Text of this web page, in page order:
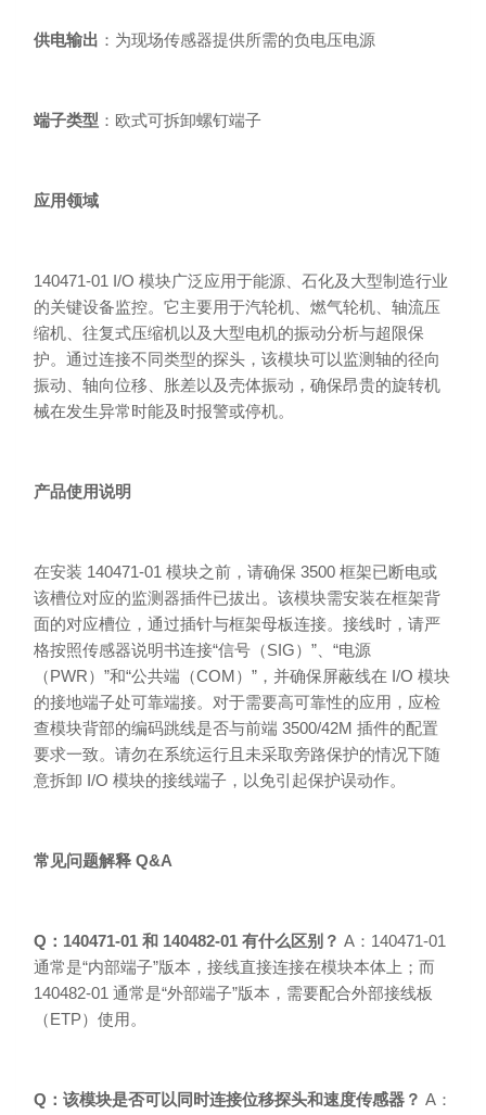
供电输出 ：为现场传感器提供所需的负电压电源
端子类型 ：欧式可拆卸螺钉端子
应用领域
140471-01 I/O 模块广泛应用于能源、石化及大型制造行业
的关键设备监控。它主要用于汽轮机、燃气轮机、轴流压
缩机、往复式压缩机以及大型电机的振动分析与超限保
护。通过连接不同类型的探头，该模块可以监测轴的径向
振动、轴向位移、胀差以及壳体振动，确保昂贵的旋转机
械在发生异常时能及时报警或停机。
产品使用说明
在安装 140471-01 模块之前，请确保 3500 框架已断电或
该槽位对应的监测器插件已拔出。该模块需安装在框架背
面的对应槽位，通过插针与框架母板连接。接线时，请严
格按照传感器说明书连接“信号（SIG）”、“电源
（PWR）”和“公共端（COM）”，并确保屏蔽线在 I/O 模块
的接地端子处可靠端接。对于需要高可靠性的应用，应检
查模块背部的编码跳线是否与前端 3500/42M 插件的配置
要求一致。请勿在系统运行且未采取旁路保护的情况下随
意拆卸 I/O 模块的接线端子，以免引起保护误动作。
常见问题解释 Q&A
Q：140471-01 和 140482-01 有什么区别？ A：140471-01
通常是“内部端子”版本，接线直接连接在模块本体上；而
140482-01 通常是“外部端子”版本，需要配合外部接线板
（ETP）使用。
Q：该模块是否可以同时连接位移探头和速度传感器？ A：